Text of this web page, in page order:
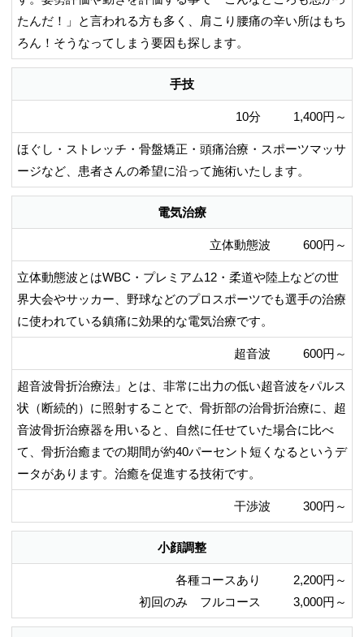
たんだ！」と言われる方も多く、肩こり腰痛の辛い所はもち
ろん！そうなってしまう要因も探します。
手技
10分 1,400円～
ほぐし・ストレッチ・骨盤矯正・頭痛治療・スポーツマッサ
ージなど、患者さんの希望に沿って施術いたします。
電気治療
立体動態波 600円～
立体動態波とはWBC・プレミアム12・柔道や陸上などの世
界大会やサッカー、野球などのプロスポーツでも選手の治療
に使われている鎮痛に効果的な電気治療です。
超音波 600円～
超音波骨折治療法」とは、非常に出力の低い超音波をパルス
状（断続的）に照射することで、骨折部の治骨折治療に、超
音波骨折治療器を用いると、自然に任せていた場合に比べ
て、骨折治癒までの期間が約40パーセント短くなるというデ
ータがあります。治癒を促進する技術です。
干渉波 300円～
小顔調整
各種コースあり
2,200円～
初回のみ フルコース
3,000円～